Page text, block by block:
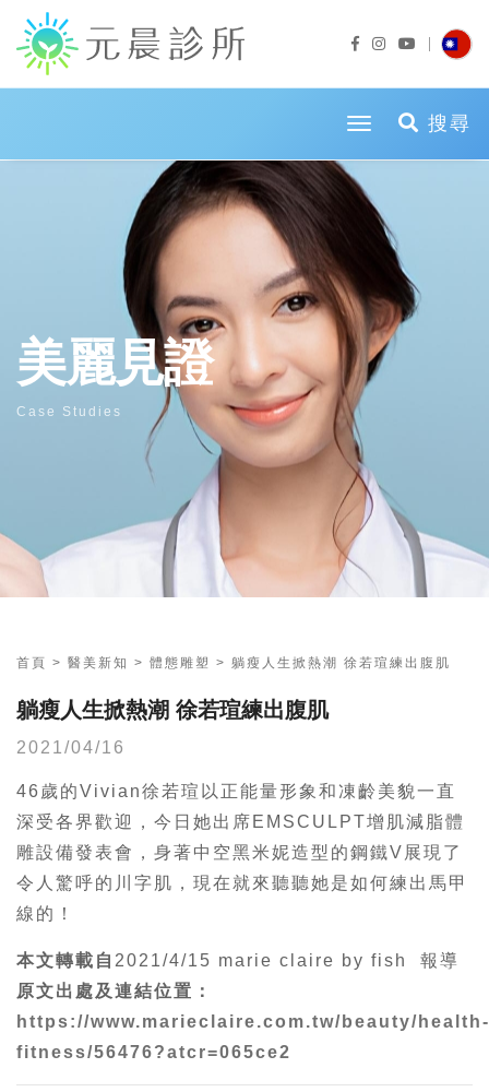
toggle 搜尋
美麗見證
Case Studies
首頁 > 醫美新知 > 體態雕塑 > 躺瘦人生掀熱潮 徐若瑄練出腹肌
躺瘦人生掀熱潮 徐若瑄練出腹肌
2021/04/16
46歲的Vivian徐若瑄以正能量形象和凍齡美貌一直
深受各界歡迎，今日她出席EMSCULPT增肌減脂體
雕設備發表會，身著中空黑米妮造型的鋼鐵V展現了
令人驚呼的川字肌，現在就來聽聽她是如何練出馬甲
線的！
本文轉載自 2021/4/15 marie claire by fish 報導
原文出處及連結位置：
https://www.marieclaire.com.tw/beauty/health-
fitness/56476?atcr=065ce2